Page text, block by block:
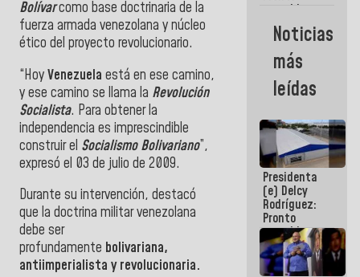
Bolívarcomo base doctrinaria de la
fuerza armada venezolana y núcleo
ético del proyecto revolucionario.
“HoyVenezuela está en ese camino,
y ese camino se llama la Revolución
Socialista. Para obtener la
independencia es imprescindible
construir el Socialismo Bolivariano”,
expresó el 03 de julio de 2009.
Durante su intervención, destacó
que la doctrina militar venezolana
debe ser
profundamente bolivariana,
antiimperialista y revolucionaria.
restableceremos
las
operaciones
Aeropuerto
Internacional
de
Noticias
más
leídas
Presidenta
(e) Delcy
Rodríguez:
Pronto
restableceremos
las
operaciones
en el